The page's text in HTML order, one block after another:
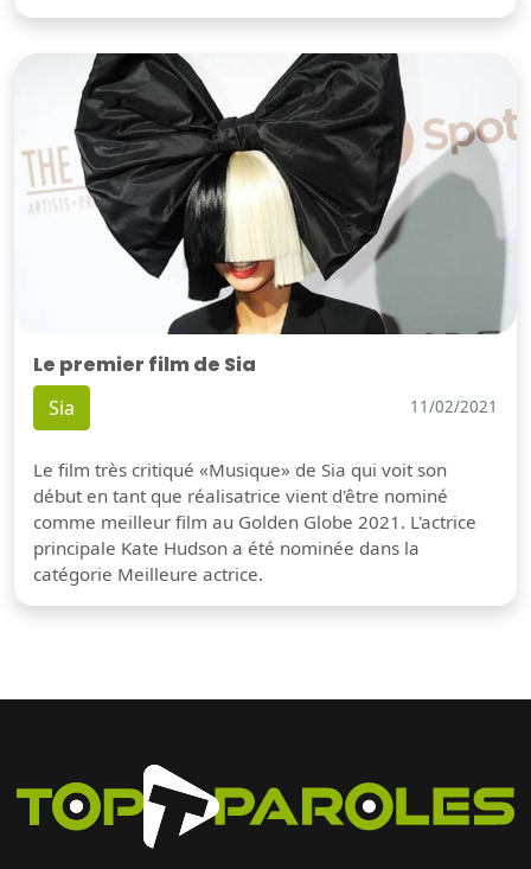
Le premier film de Sia
Sia 11/02/2021
Le film très critiqué «Musique» de Sia qui voit son
début en tant que réalisatrice vient d'être nominé
comme meilleur film au Golden Globe 2021. L'actrice
principale Kate Hudson a été nominée dans la
catégorie Meilleure actrice.